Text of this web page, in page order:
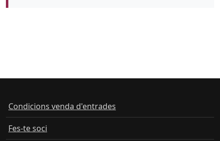
Condicions venda d'entrades
Fes-te soci